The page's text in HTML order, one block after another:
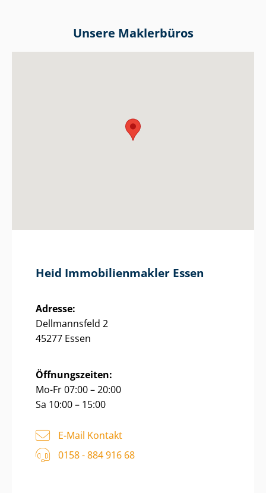
Unsere Maklerbüros
Heid Im­mo­bi­li­en­mak­ler Essen
Adresse:
Dellmannsfeld 2
45277 Essen
Öffnungszeiten:
Mo-Fr 07:00 – 20:00
Sa 10:00 – 15:00
E-Mail Kontakt
0158 - 884 916 68